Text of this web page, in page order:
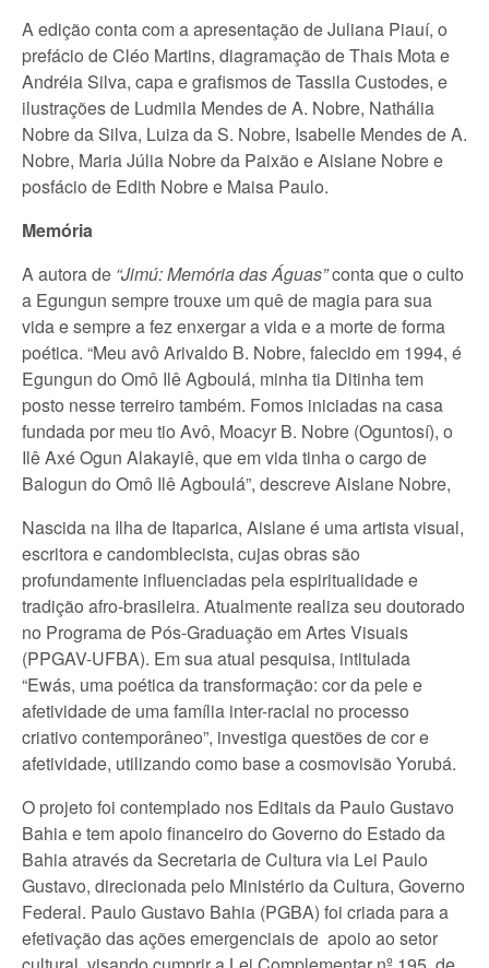
A edição conta com a apresentação de Juliana Piauí, o
prefácio de Cléo Martins, diagramação de Thais Mota e
Andréia Silva, capa e grafismos de Tassila Custodes, e
ilustrações de Ludmila Mendes de A. Nobre, Nathália
Nobre da Silva, Luiza da S. Nobre, Isabelle Mendes de A.
Nobre, Maria Júlia Nobre da Paixão e Aislane Nobre e
posfácio de Edith Nobre e Maisa Paulo.
Memória
A autora de “Jimú: Memória das Águas”conta que o culto
a Egungun sempre trouxe um quê de magia para sua
vida e sempre a fez enxergar a vida e a morte de forma
poética. “Meu avô Arivaldo B. Nobre, falecido em 1994, é
Egungun do Omô Ilê Agboulá, minha tia Ditinha tem
posto nesse terreiro também. Fomos iniciadas na casa
fundada por meu tio Avô, Moacyr B. Nobre (Oguntosí), o
Ilê Axé Ogun Alakayiê, que em vida tinha o cargo de
Balogun do Omô Ilê Agboulá”, descreve Aislane Nobre,
Nascida na Ilha de Itaparica, Aislane é uma artista visual,
escritora e candomblecista, cujas obras são
profundamente influenciadas pela espiritualidade e
tradição afro-brasileira. Atualmente realiza seu doutorado
no Programa de Pós-Graduação em Artes Visuais
(PPGAV-UFBA). Em sua atual pesquisa, intitulada
“Ewás, uma poética da transformação: cor da pele e
afetividade de uma família inter-racial no processo
criativo contemporâneo”, investiga questões de cor e
afetividade, utilizando como base a cosmovisão Yorubá.
O projeto foi contemplado nos Editais da Paulo Gustavo
Bahia e tem apoio financeiro do Governo do Estado da
Bahia através da Secretaria de Cultura via Lei Paulo
Gustavo, direcionada pelo Ministério da Cultura, Governo
Federal. Paulo Gustavo Bahia (PGBA) foi criada para a
efetivação das ações emergenciais de apoio ao setor